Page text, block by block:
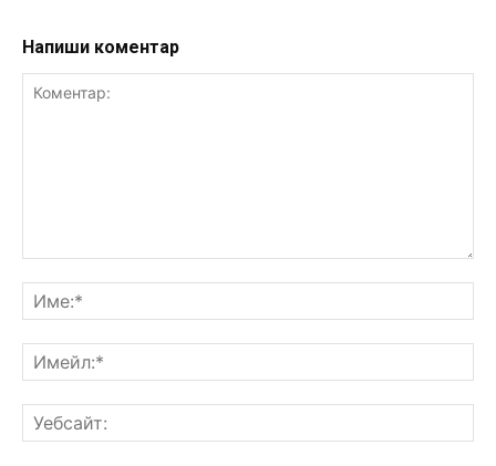
Напиши коментар